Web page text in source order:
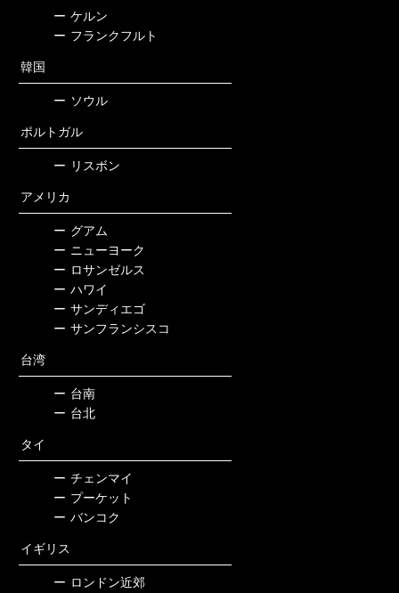
ー ケルン
ー フランクフルト
韓国
ー ソウル
ポルトガル
ー リスボン
アメリカ
ー グアム
ー ニューヨーク
ー ロサンゼルス
ー ハワイ
ー サンディエゴ
ー サンフランシスコ
台湾
ー 台南
ー 台北
タイ
ー チェンマイ
ー プーケット
ー バンコク
イギリス
ー ロンドン近郊